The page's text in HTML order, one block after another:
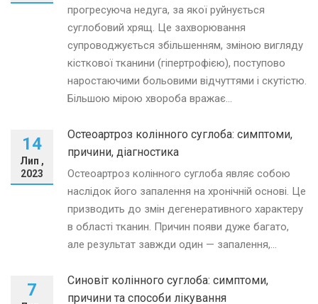
прогресуюча недуга, за якої руйнується
суглобовий хрящ. Це захворювання
супроводжується збільшенням, зміною вигляду
кісткової тканини (гіпертрофією), поступово
наростаючими больовими відчуттями і скутістю.
Більшою мірою хвороба вражає...
14
Лип ,
2023
Остеоартроз колінного суглоба: симптоми,
причини, діагностика
Остеоартроз колінного суглоба являє собою
наслідок його запалення на хронічній основі. Це
призводить до змін дегенеративного характеру
в області тканин. Причин появи дуже багато,
але результат завжди один — запалення,...
7
Синовіт колінного суглоба: симптоми,
причини та способи лікування